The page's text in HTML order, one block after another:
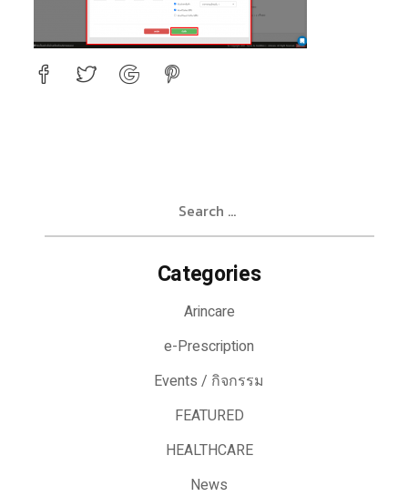
Categories
Arincare
e-Prescription
Events / กิจกรรม
FEATURED
HEALTHCARE
News